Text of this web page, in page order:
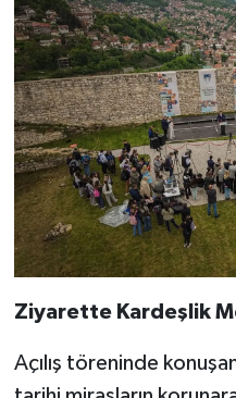
Ziyarette Kardeşlik
Açılış töreninde